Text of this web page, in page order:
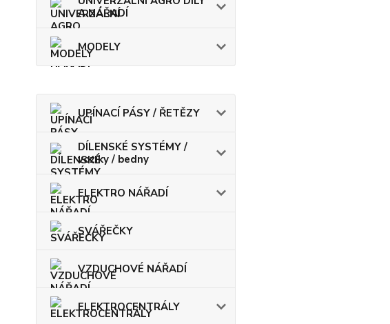
A NÁŘADÍ
MODELY
UPÍNACÍ PÁSY / ŘETĚZY
DÍLENSKÉ SYSTÉMY /
vozíky / bedny
ELEKTRO NÁŘADÍ
SVÁŘEČKY
VZDUCHOVÉ NÁŘADÍ
ELEKTROCENTRÁLY